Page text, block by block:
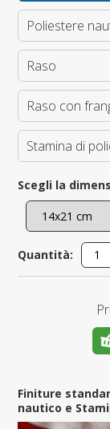
Poliestere
Raso
Raso con
Stamina di
Scegli la
Quantità:
Finiture
nautico e